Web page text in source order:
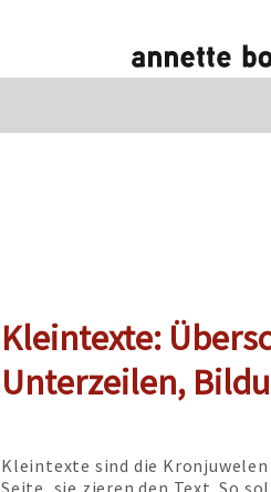
Kleintexte:
Unterzeilen,
Kleintexte sind die
Seite, sie zieren den Text. So